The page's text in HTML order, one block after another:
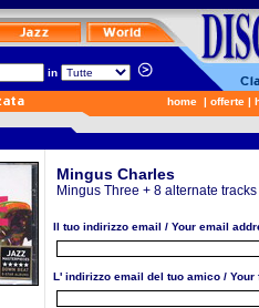
in
home | offerte |
Mingus Charles
Mingus Three + 8 alternate tracks
Il tuo indirizzo email / Your email
L' indirizzo email del tuo amico /